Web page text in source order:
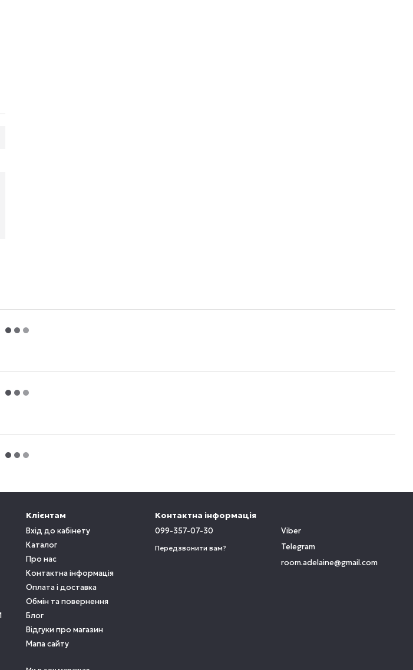
Клієнтам
Вхід до кабінету
Каталог
Про нас
Контактна інформація
Оплата і доставка
Обмін та повернення
Блог
Відгуки про магазин
Мапа сайту
Контактна інформація
099-357-07-30
Передзвонити вам?
Viber
Telegram
room.adelaine@gmail.com